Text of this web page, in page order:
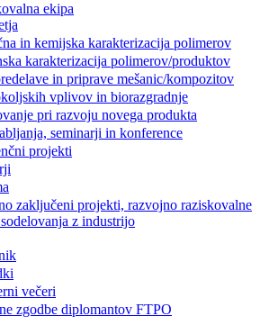
ekipa
in kemijska karakterizacija polimerov
karakterizacija polimerov/produktov
in priprave mešanic/kompozitov
vplivov in biorazgradnje
pri razvoju novega produkta
seminarji in konference
projekti
zaključeni projekti, razvojno raziskovalne
z industrijo
večeri
zgodbe diplomantov FTPO